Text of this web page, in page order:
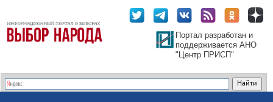
Портал разработан и
поддерживается АНО
"Центр ПРИСП"